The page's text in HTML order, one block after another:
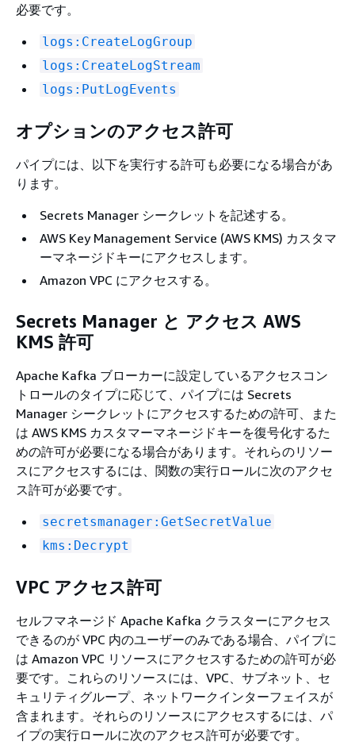
必要です。
logs:CreateLogGroup
logs:CreateLogStream
logs:PutLogEvents
オプションのアクセス許可
パイプには、以下を実行する許可も必要になる場合があ
ります。
Secrets Manager シークレットを記述する。
AWS Key Management Service (AWS KMS) カスタマ
ーマネージドキーにアクセスします。
Amazon VPC にアクセスする。
Secrets Manager と アクセス AWS
KMS 許可
Apache Kafka ブローカーに設定しているアクセスコン
トロールのタイプに応じて、パイプには Secrets
Manager シークレットにアクセスするための許可、また
は AWS KMS カスタマーマネージドキーを復号化するた
めの許可が必要になる場合があります。それらのリソー
スにアクセスするには、関数の実行ロールに次のアクセ
ス許可が必要です。
secretsmanager:GetSecretValue
kms:Decrypt
VPC アクセス許可
セルフマネージド Apache Kafka クラスターにアクセス
できるのが VPC 内のユーザーのみである場合、パイプに
は Amazon VPC リソースにアクセスするための許可が必
要です。これらのリソースには、VPC、サブネット、セ
キュリティグループ、ネットワークインターフェイスが
含まれます。それらのリソースにアクセスするには、パ
イプの実行ロールに次のアクセス許可が必要です。